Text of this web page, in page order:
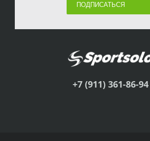
ПОДПИСАТЬСЯ
+7 (911) 361-86-94